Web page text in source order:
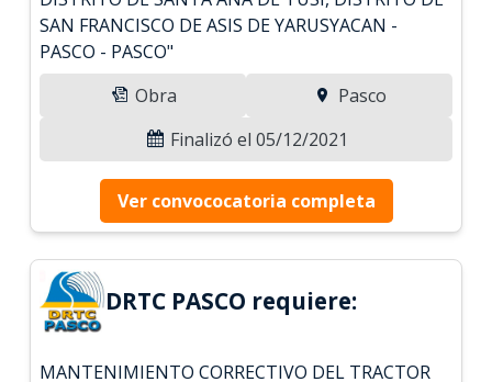
SAN FRANCISCO DE ASIS DE YARUSYACAN -
PASCO - PASCO"
Obra
Pasco
Finalizó el 05/12/2021
Ver convococatoria completa
DRTC PASCO requiere:
MANTENIMIENTO CORRECTIVO DEL TRACTOR